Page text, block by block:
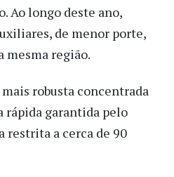
Ao longo deste ano,
de menor porte,
mesma região.
robusta concentrada
rápida garantida pelo
restrita a cerca de 90